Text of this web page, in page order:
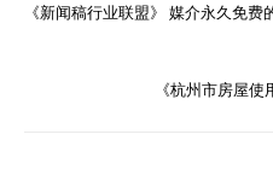
《新闻稿行业联盟》 媒介永久免
《杭州市房屋